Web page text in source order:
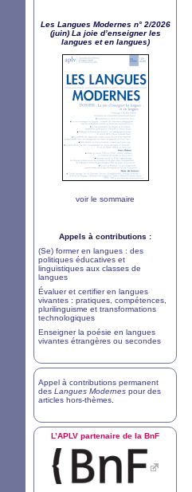
Les Langues Modernes n° 2/2026
(juin) La joie d’enseigner les
langues et en langues)
voir le sommaire
Appels à contributions :
(Se) former en langues : des
politiques éducatives et
linguistiques aux classes de
langues
Évaluer et certifier en langues
vivantes : pratiques, compétences,
plurilinguisme et transformations
technologiques
Enseigner la poésie en langues
vivantes étrangères ou secondes
Appel à contributions permanent
des Langues Modernes pour des
articles hors-thèmes
L’APLV partenaire de la BnF